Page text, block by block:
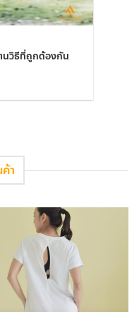
นวิธีที่ถูกต้องกัน
า